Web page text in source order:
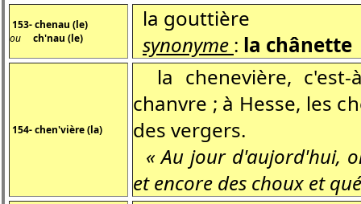
153- chenau (le)
ou ch'nau (le)
la gouttière
synonyme : la chânette
154- chen'vière (la)
la chenevière,
chanvre ; à Hesse, les
des vergers.
« Au jour d'aujord'hui,
et encore des choux et